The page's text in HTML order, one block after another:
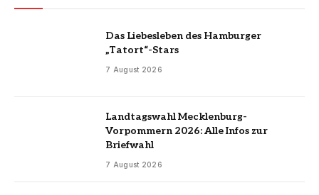
Das Liebesleben des Hamburger
„Tatort“-Stars
7 August 2026
Landtagswahl Mecklenburg-
Vorpommern 2026: Alle Infos zur
Briefwahl
7 August 2026